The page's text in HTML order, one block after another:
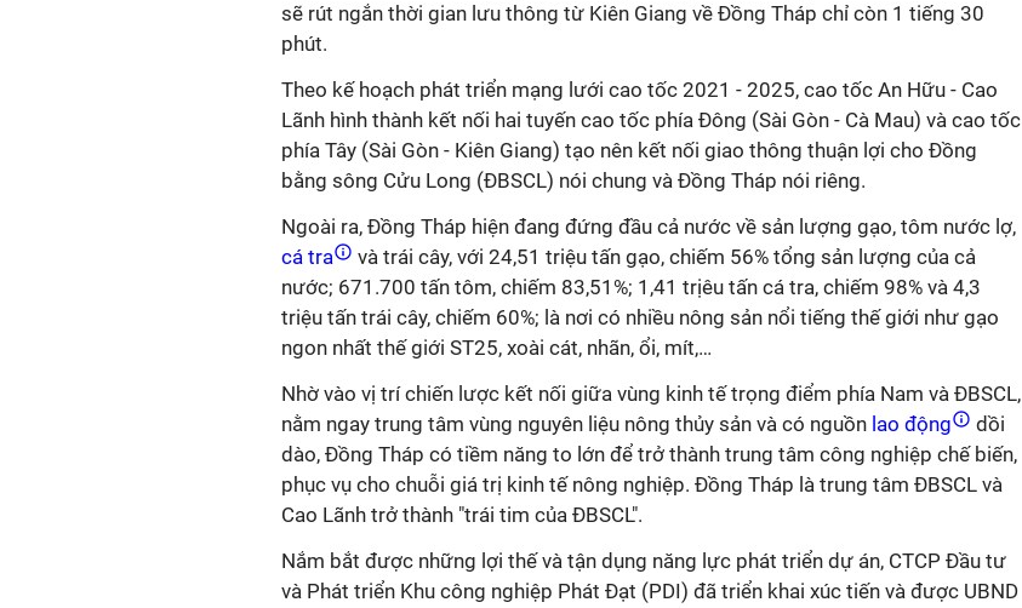
sẽ rút ngắn thời gian lưu thông từ Kiên Giang về Đồng Tháp chỉ còn 1 tiếng 30
phút.
Theo kế hoạch phát triển mạng lưới cao tốc 2021 - 2025, cao tốc An Hữu - Cao
Lãnh hình thành kết nối hai tuyến cao tốc phía Đông (Sài Gòn - Cà Mau) và cao tốc
phía Tây (Sài Gòn - Kiên Giang) tạo nên kết nối giao thông thuận lợi cho Đồng
bằng sông Cửu Long (ĐBSCL) nói chung và Đồng Tháp nói riêng.
Ngoài ra, Đồng Tháp hiện đang đứng đầu cả nước về sản lượng gạo, tôm nước lợ,
cá tra
và trái cây, với 24,51 triệu tấn gạo, chiếm 56% tổng sản lượng của cả
nước; 671.700 tấn tôm, chiếm 83,51%; 1,41 trịêu tấn cá tra, chiếm 98% và 4,3
triệu tấn trái cây, chiếm 60%; là nơi có nhiều nông sản nổi tiếng thế giới như gạo
ngon nhất thế giới ST25, xoài cát, nhãn, ổi, mít,…
Nhờ vào vị trí chiến lược kết nối giữa vùng kinh tế trọng điểm phía Nam và ĐBSCL,
nằm ngay trung tâm vùng nguyên liệu nông thủy sản và có nguồn lao động
dồi
dào, Đồng Tháp có tiềm năng to lớn để trở thành trung tâm công nghiệp chế biến,
phục vụ cho chuỗi giá trị kinh tế nông nghiệp. Đồng Tháp là trung tâm ĐBSCL và
Cao Lãnh trở thành "trái tim của ĐBSCL".
Nắm bắt được những lợi thế và tận dụng năng lực phát triển dự án, CTCP Đầu tư
và Phát triển Khu công nghiệp Phát Đạt (PDI) đã triển khai xúc tiến và được UBND